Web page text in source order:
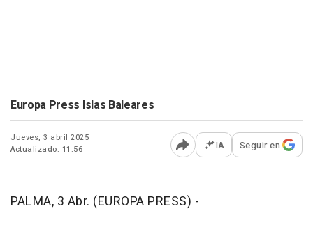
Europa Press Islas Baleares
Jueves, 3 abril 2025
Actualizado: 11:56
Abrir opciones para
IA Seguir en
PALMA, 3 Abr. (EUROPA PRESS) -